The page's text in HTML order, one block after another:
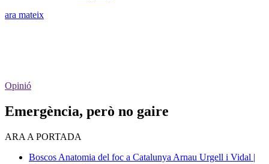
ara mateix
Opinió
Emergència, però no gaire
ARA A PORTADA
Boscos Anatomia del foc a Catalunya Arnau Urgell i Vidal |